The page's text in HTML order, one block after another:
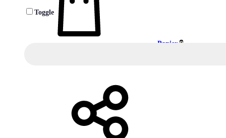
Panier 0
Toggle